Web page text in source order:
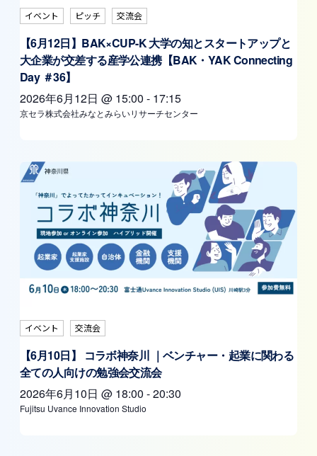
イベント ピッチ 交流会
【6月12日】BAK×CUP-K 大学の知とスタートアップと
大企業が交差する産学公連携【BAK・YAK Connecting
Day ＃36】
2026年6月12日 @ 15:00 - 17:15
京セラ株式会社みなとみらいリサーチセンター
イベント 交流会
【6月10日】 コラボ神奈川 ｜ベンチャー・起業に関わる
全ての人向けの勉強会交流会
2026年6月10日 @ 18:00 -20:30
Fujitsu Uvance Innovation Studio